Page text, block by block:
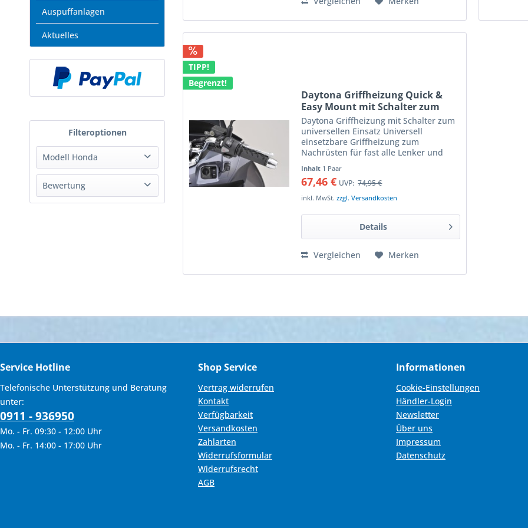
Auspuffanlagen
Aktuelles
Modell Honda
CB 900 Hornet
CB1000R
CB1100
CB1300 S/F
CBF 500
CBF 600
Bewertung
TIPP!
Begrenzt!
Daytona Griffheizung Quick &
Easy Mount mit Schalter zum
universellen Einsatz
Daytona Griffheizung mit Schalter zum
universellen Einsatz Universell
einsetzbare Griffheizung zum
Nachrüsten für fast alle Lenker und
werden um die originalen Griffgummis
gelegt und mit dem beiliegenden...
Inhalt 1 Paar
67,46 € UVP: 74,95 €
inkl. MwSt.zzgl. Versandkosten
Details
Vergleichen Merken
Service Hotline
Telefonische Unterstützung und Beratung
unter:
0911 - 936950
Mo. - Fr. 09:30 - 12:00 Uhr
Mo. - Fr. 14:00 - 17:00 Uhr
Shop Service
Vertrag widerrufen
Kontakt
Verfügbarkeit
Versandkosten
Zahlarten
Widerrufsformular
Widerrufsrecht
AGB
Informationen
Cookie-Einstellungen
Händler-Login
Newsletter
Über uns
Impressum
Datenschutz